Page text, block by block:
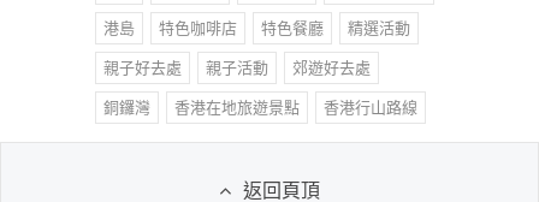
港島 特色咖啡店 特色餐廳 精選活動
親子好去處 親子活動 郊遊好去處
銅鑼灣 香港在地旅遊景點 香港行山路線
返回頁頂